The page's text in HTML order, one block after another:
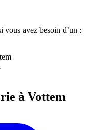
vous avez besoin d’un :
à Vottem